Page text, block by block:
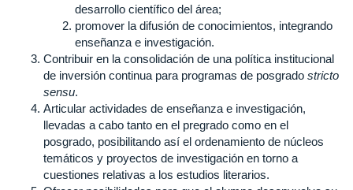
desarrollo científico del área;
promover la difusión de conocimientos, integrando
enseñanza e investigación.
Contribuir en la consolidación de una política institucional
de inversión continua para programas de posgrado stricto
sensu.
Articular actividades de enseñanza e investigación,
llevadas a cabo tanto en el pregrado como en el
posgrado, posibilitando así el ordenamiento de núcleos
temáticos y proyectos de investigación en torno a
cuestiones relativas a los estudios literarios.